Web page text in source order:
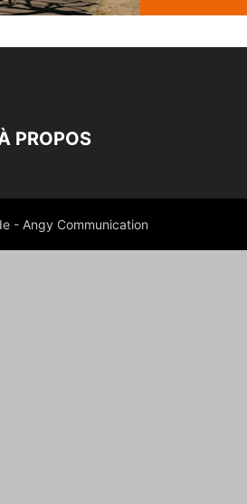
PROPOS
- Angy Communication